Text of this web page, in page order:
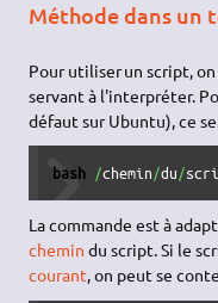
Méthode dans un
Pour utiliser un script, on
servant à l'interpréter.
défaut sur Ubuntu), ce
bash /chemin/du/
La commande est à
chemin du script. Si le
courant, on peut se